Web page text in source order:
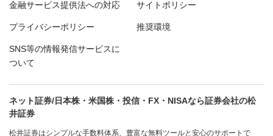
金融サービス提供法への対応 サイトポリシー
プライバシーポリシー 推奨環境
SNS等の情報発信サービスに
ついて
ネット証券/日本株・米国株・投信・FX・NISAなら証券会社の松
井証券
松井証券はシンプルな手数料体系、豊富な無料ツールと安心のサポートで